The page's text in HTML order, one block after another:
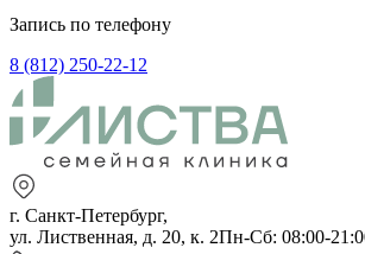
Запись по телефону
8 (812) 250-22-12
г. Санкт-Петербург,
ул. Лиственная, д. 20, к. 2Пн-Сб: 08:00-